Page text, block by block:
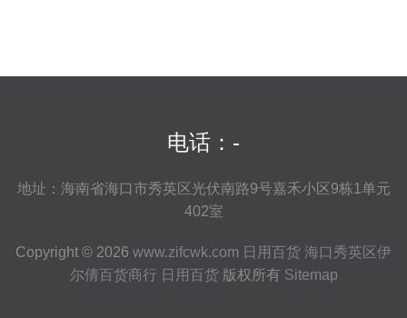
电话：-
地址：海南省海口市秀英区光伏南路9号嘉禾小区9栋1单元
402室
Copyright © 2026 www.zifcwk.com 日用百货 海口秀英区伊
尔倩百货商行 日用百货版权所有 Sitemap